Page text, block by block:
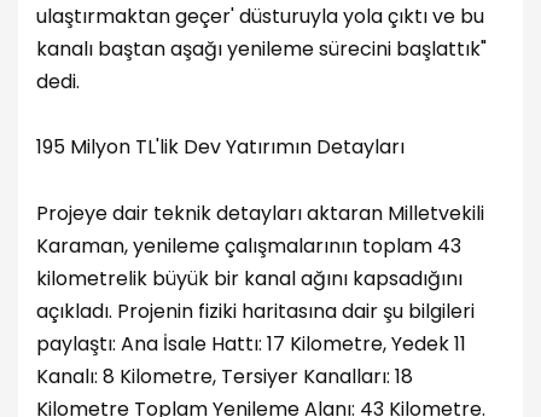
ulaştırmaktan geçer' düsturuyla yola çıktı ve bu
kanalı baştan aşağı yenileme sürecini başlattık"
dedi.
195 Milyon TL'lik Dev Yatırımın Detayları
Projeye dair teknik detayları aktaran Milletvekili
Karaman, yenileme çalışmalarının toplam 43
kilometrelik büyük bir kanal ağını kapsadığını
açıkladı. Projenin fiziki haritasına dair şu bilgileri
paylaştı: Ana İsale Hattı: 17 Kilometre, Yedek 11
Kanalı: 8 Kilometre, Tersiyer Kanalları: 18
Kilometre Toplam Yenileme Alanı: 43 Kilometre.